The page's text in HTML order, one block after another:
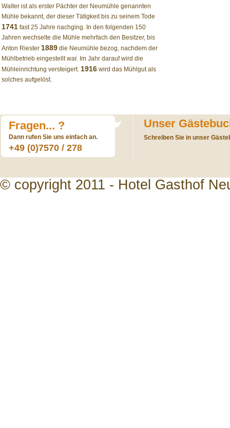
Walter ist als erster Pächter der Neumühle genannten
Mühle bekannt, der dieser Tätigkeit bis zu seinem Tode
1741 fast 25 Jahre nachging. In den folgenden 150
Jahren wechselte die Mühle mehrfach den Besitzer, bis
Anton Riester 1889 die Neumühle bezog, nachdem der
Mühlbetrieb eingestellt war. Im Jahr darauf wird die
Mühleinrichtung versteigert. 1916 wird das Mühlgut als
solches aufgelöst.
Fragen... ?
Dann rufen Sie uns einfach an.
+49 (0)7570 / 278
Unser
Schreiben Sie in unser
© copyright 2011 - Hotel Gasthof